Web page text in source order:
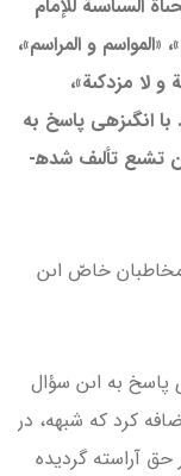
السىاسىة للإمام
«المواسم و المراسم»،
و لا مزدکىة»،
با انگىزه­ى پاسخ به
ىک شبهه، ىک توهىن و ىا ىک هجمه به کىان تشىع تألىف شده­
مخاطبان خاصّ اىن
پاسخ به اىن سؤال
کرد که شبهه، در
آراسته گردیده